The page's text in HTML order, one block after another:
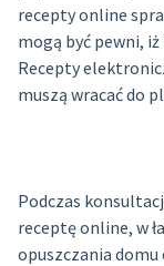
recepty online
mogą być pewni,
Recepty
muszą wracać do
Podczas
receptę online, w
opuszczania